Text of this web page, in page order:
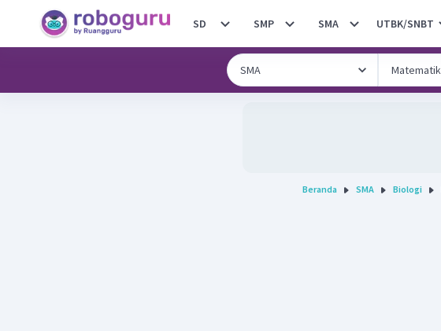
SD SMP SMA UTBK/SNBT
Beranda SMA Biologi